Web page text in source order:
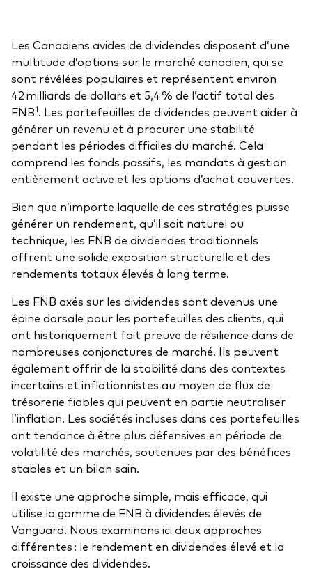
À propos de nos produits
Fonds gérés activement
Répartition d'actifs
Investissement axé sur les dividendes
FNB factoriels
FNB indiciels
Portefeuilles modèles de Vanguard
Comment acheter
Vue d’ensemble
Avec l’aide d’un conseiller financier tiers
Par l’intermédiaire d’un compte de courtage en
ligne
Éducation
Événements et webinaires
Centre de soutien pour les titres à revenu fixe
FAQ
Principes fondamentaux des FNB
Outil de comparaison des fonds
Ressources destinées aux investisseurs
Centre fiscal
Indices de référence
Régime de réinvestissement des distributions
Vote par procuration
Outils pour les investisseurs
Comparez les fonds
Les Canadiens avides de dividendes disposent d’une
multitude d’options sur le marché canadien, qui se
sont révélées populaires et représentent environ
42 milliards de dollars et 5,4 % de l’actif total des
FNB1. Les portefeuilles de dividendes peuvent aider à
générer un revenu et à procurer une stabilité
pendant les périodes difficiles du marché. Cela
comprend les fonds passifs, les mandats à gestion
entièrement active et les options d’achat couvertes.
Bien que n’importe laquelle de ces stratégies puisse
générer un rendement, qu’il soit naturel ou
technique, les FNB de dividendes traditionnels
offrent une solide exposition structurelle et des
rendements totaux élevés à long terme.
Les FNB axés sur les dividendes sont devenus une
épine dorsale pour les portefeuilles des clients, qui
ont historiquement fait preuve de résilience dans de
nombreuses conjonctures de marché. Ils peuvent
également offrir de la stabilité dans des contextes
incertains et inflationnistes au moyen de flux de
trésorerie fiables qui peuvent en partie neutraliser
l’inflation. Les sociétés incluses dans ces portefeuilles
ont tendance à être plus défensives en période de
volatilité des marchés, soutenues par des bénéfices
stables et un bilan sain.
Il existe une approche simple, mais efficace, qui
utilise la gamme de FNB à dividendes élevés de
Vanguard. Nous examinons ici deux approches
différentes : le rendement en dividendes élevé et la
croissance des dividendes.